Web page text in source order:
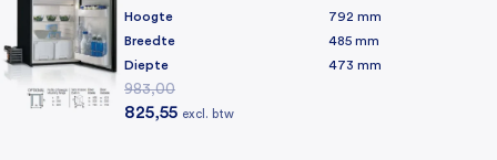
Kleur
Zwart
Klimaatklasse
Hoogte
792 mm
Breedte
485 mm
Diepte
473 mm
983,00
Oorspronkelijke prijs was: 983,00.
825,55 excl. btw